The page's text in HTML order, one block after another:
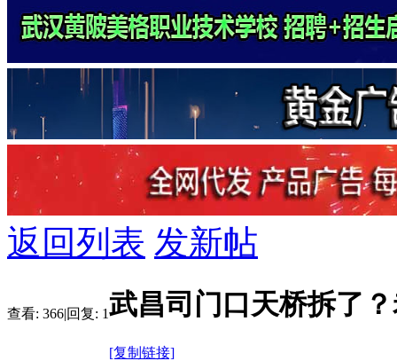
返回列表 发新帖
查看: 366|回复: 1武昌司门口天桥拆了
[复制链接]